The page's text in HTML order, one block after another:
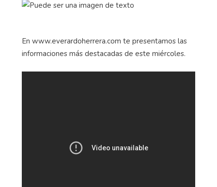
En www.everardoherrera.com te presentamos las
informaciones más destacadas de este miércoles.